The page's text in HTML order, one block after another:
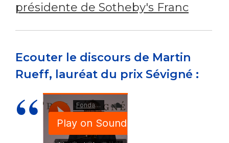
présidente de Sotheby's Franc
Ecouter le discours de Martin
Rueff, lauréat du prix Sévigné :